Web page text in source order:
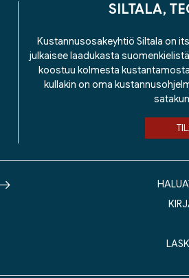
SILTALA,
Kustannusosakeyhtiö Siltala on
julkaisee laadukasta
koostuu kolmesta
kullakin on oma